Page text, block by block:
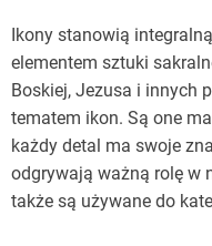
Ikony stanowią
elementem sztuki
Boskiej, Jezusa i innych
tematem ikon. Są one
każdy detal ma swoje
odgrywają ważną rolę w
także są używane do